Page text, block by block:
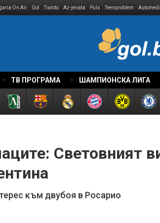
On Air Gol Tialoto Az-jenata Puls Teenproblem
ТВ ПРОГРАМА ШАМПИОНСКА ЛИГА
Световният
към двубоя в Росарио